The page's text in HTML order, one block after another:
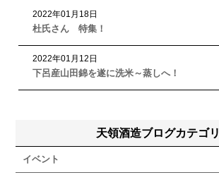
2022年01 月 18日
杜氏さん 特集！
2022年01 月 12 日
下呂産山田錦を遂に洗米～蒸しへ！
天領酒造ブログカテゴリ
イベント